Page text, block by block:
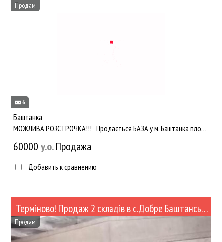
6
Продам
Баштанка
МОЖЛИВА РОЗСТРОЧКА!!! Продається БАЗА у м. Баштанка площею 0, 75 га! На ділянці розташовані склади! Зручн...
60000 y.о. Продажа
Добавить к сравнению
Терміново! Продаж 2 складів в с.Добре Баштанського р-ну (№494)
Продам